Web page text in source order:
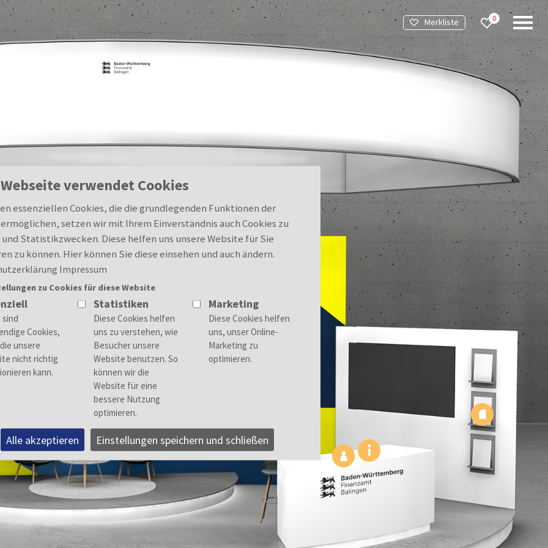
Merkliste
Merkliste
0
Webseite verwendet Cookies
essenziellen Cookies, die die grundlegenden Funktionen der
setzen wir mit Ihrem Einverständnis auch Cookies zu
und Statistikzwecken. Diese helfen uns unsere Website für Sie
zu können. Hier können Sie diese einsehen und auch ändern.
Impressum
zu Cookies für diese Website
Statistiken Marketing
Alle akzeptieren Einstellungen speichern und schließen